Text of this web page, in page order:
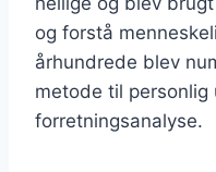
og forstå
århundrede blev
metode til personlig
forretningsanalyse.